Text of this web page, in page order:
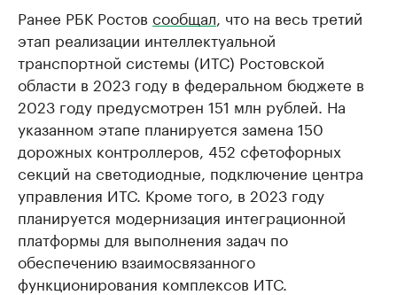
Ранее РБК Ростов сообщал , что на весь третий
этап реализации интеллектуальной
транспортной системы (ИТС) Ростовской
области в 2023 году в федеральном бюджете в
2023 году предусмотрен 151 млн рублей. На
указанном этапе планируется замена 150
дорожных контроллеров, 452 сфетофорных
секций на светодиодные, подключение центра
управления ИТС. Кроме того, в 2023 году
планируется модернизация интеграционной
платформы для выполнения задач по
обеспечению взаимосвязанного
функционирования комплексов ИТС.